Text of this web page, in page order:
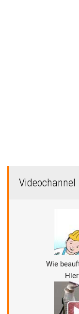
Videochannel
Wie